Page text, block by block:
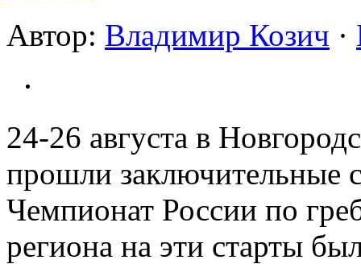
Автор: Владимир Козич ·
24-26 августа в
прошли заключительные
Чемпионат России по
региона на эти старты